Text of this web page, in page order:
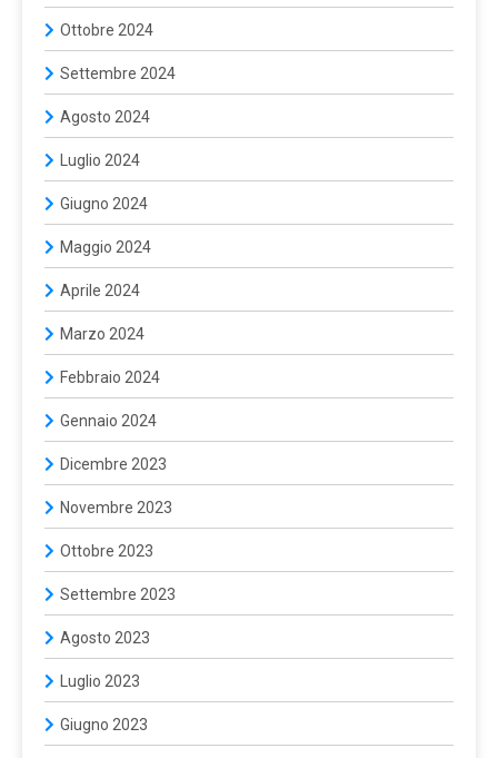
Ottobre 2024
Settembre 2024
Agosto 2024
Luglio 2024
Giugno 2024
Maggio 2024
Aprile 2024
Marzo 2024
Febbraio 2024
Gennaio 2024
Dicembre 2023
Novembre 2023
Ottobre 2023
Settembre 2023
Agosto 2023
Luglio 2023
Giugno 2023